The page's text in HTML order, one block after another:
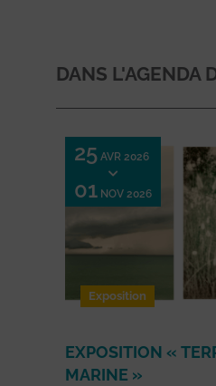
DANS L'AGENDA
25 AVR 2026
01 NOV 2026
Exposition
EXPOSITION «
MARINE »